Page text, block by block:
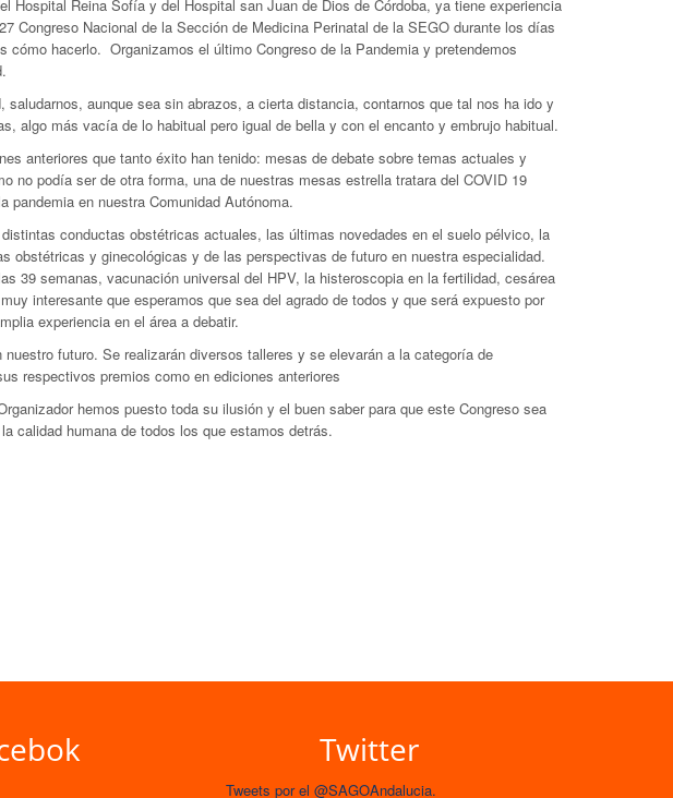
Hospital Reina Sofía y del Hospital san Juan de Dios de Córdoba, ya tiene experiencia
Congreso Nacional de la Sección de Medicina Perinatal de la SEGO durante los días
hacerlo. Organizamos el último Congreso de la Pandemia y pretendemos
aunque sea sin abrazos, a cierta distancia, contarnos que tal nos ha ido y
algo más vacía de lo habitual pero igual de bella y con el encanto y embrujo habitual.
anteriores que tanto éxito han tenido: mesas de debate sobre temas actuales y
no podía ser de otra forma, una de nuestras mesas estrella tratara del COVID 19
pandemia en nuestra Comunidad Autónoma.
conductas obstétricas actuales, las últimas novedades en el suelo pélvico, la
obstétricas y ginecológicas y de las perspectivas de futuro en nuestra especialidad.
39 semanas, vacunación universal del HPV, la histeroscopia en la fertilidad, cesárea
interesante que esperamos que sea del agrado de todos y que será expuesto por
experiencia en el área a debatir.
futuro. Se realizarán diversos talleres y se elevarán a la categoría de
respectivos premios como en ediciones anteriores
hemos puesto toda su ilusión y el buen saber para que este Congreso sea
calidad humana de todos los que estamos detrás.
Twitter
Tweets por el @SAGOAndalucia.